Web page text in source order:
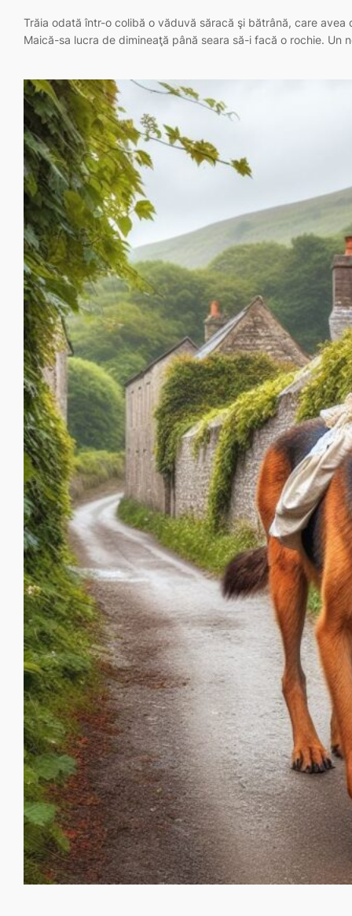
Trăia odată într-o colibă o văduvă săracă şi bătrână, care
Maică-sa lucra de dimineaţă până seara să-i facă o rochie.